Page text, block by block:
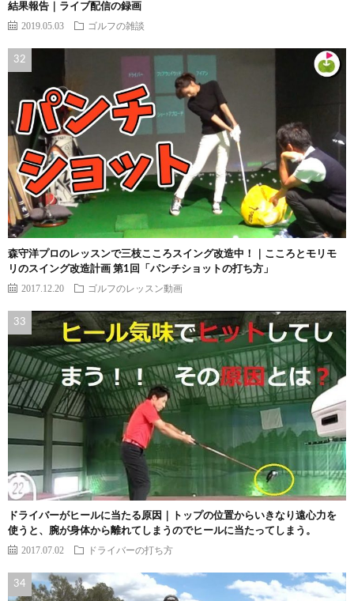
結果報告｜ライブ配信の録画
2019.05.03 ゴルフの雑談
森守洋プロのレッスンで三枝こころスイング改造中！｜こころとモリモ
リのスイング改造計画 第1回「パンチショットの打ち方」
2017.12.20 ゴルフのレッスン動画
ドライバーがヒールに当たる原因｜トップの位置からいきなり遠心力を
使うと、腕が身体から離れてしまうのでヒールに当たってしまう。
2017.07.02 ドライバーの打ち方